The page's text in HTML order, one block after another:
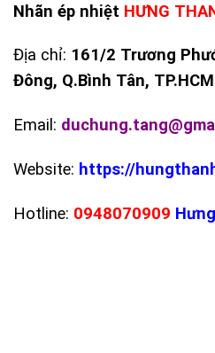
Nhãn ép nhiệt HƯNG
Địa chỉ: 161/2 Trương
Đông, Q.Bình Tân, TP.HCM
Email:
Website: https://
Hotline: 0948070909 Hưng